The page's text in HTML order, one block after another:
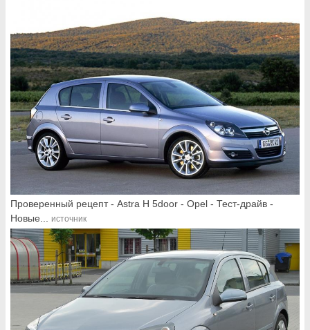
Проверенный рецепт - Astra H 5door - Opel - Тест-драйв -
Новые...
источник